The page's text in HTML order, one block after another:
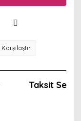
Karşılaştır
Taksit